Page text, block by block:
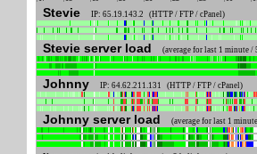
Stevie IP: 65.19.143.2 (HTTP / FTP / cPanel)
Stevie server load (average for last 1 minute
Johnny IP: 64.62.211.131 (HTTP / FTP / cPanel)
Johnny server load (average for last 1